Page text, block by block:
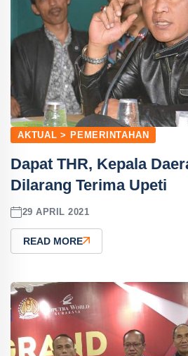
AKTUAL > PEMERINTAHAN
Dapat THR, Kepala
Dilarang Terima Upeti
29 APRIL 2021
READ MORE